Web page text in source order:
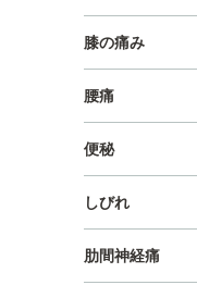
膝の痛み
腰痛
便秘
しびれ
肋間神経痛